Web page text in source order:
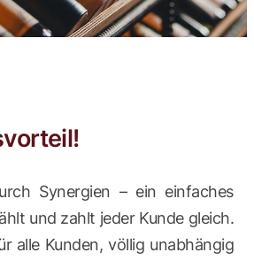
Synergien – ein einfaches
und zahlt jeder Kunde gleich.
alle Kunden, völlig unabhängig